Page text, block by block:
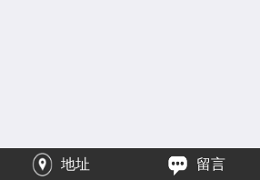
地址 留言